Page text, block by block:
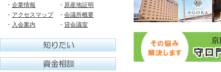
・ 企業情報
・ アクセスマップ
・ 入会案内
・ 原産地証明
・ 会議所概要
・ 貸会議室